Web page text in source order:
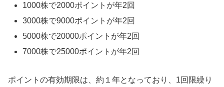
1000株で2000ポイントが年2回
3000株で9000ポイントが年2回
5000株で20000ポイントが年2回
7000株で25000ポイントが年2回
ポイントの有効期限は、約１年となっており、1回限繰り